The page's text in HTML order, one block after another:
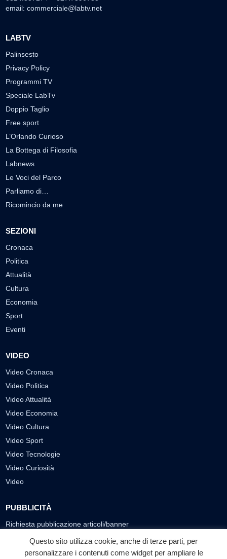
email: commerciale@labtv.net
LABTV
Palinsesto
Privacy Policy
Programmi TV
Speciale LabTv
Doppio Taglio
Free sport
L’Orlando Curioso
La Bottega di Filosofia
Labnews
Le Voci del Parco
Parliamo di…
Ricomincio da me
SEZIONI
Cronaca
Politica
Attualità
Cultura
Economia
Sport
Eventi
VIDEO
Video Cronaca
Video Politica
Video Attualità
Video Economia
Video Cultura
Video Sport
Video Tecnologie
Video Curiosità
Video
PUBBLICITÀ
Richiesta pubblicazione articoli/banner
SEGUICI SUI SOCIAL
Questo sito utilizza cookie, anche di terze parti, per
personalizzare i contenuti come widget per ampliare le